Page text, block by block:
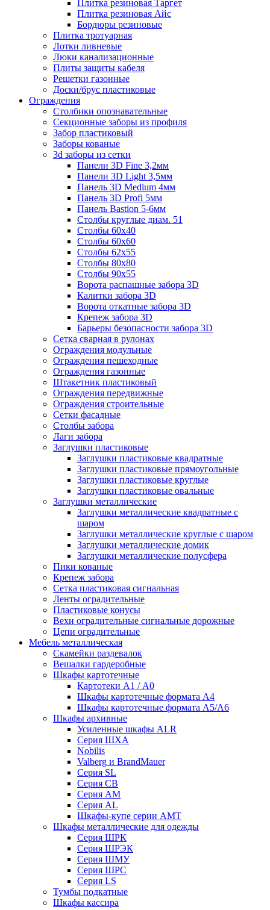
Плитка резиновая Таргет
Плитка резиновая Айс
Бордюры резиновые
Плитка тротуарная
Лотки ливневые
Люки канализационные
Плиты защиты кабеля
Решетки газонные
Доски/брус пластиковые
Ограждения
Столбики опознавательные
Секционные заборы из профиля
Забор пластиковый
Заборы кованые
3d заборы из сетки
Панели 3D Fine 3,2мм
Панели 3D Light 3,5мм
Панель 3D Medium 4мм
Панель 3D Profi 5мм
Панель Bastion 5-6мм
Столбы круглые диам. 51
Столбы 60х40
Столбы 60х60
Столбы 62х55
Столбы 80х80
Столбы 90х55
Ворота распашные забора 3D
Калитки забора 3D
Ворота откатные забора 3D
Крепеж забора 3D
Барьеры безопасности забора 3D
Сетка сварная в рулонах
Ограждения модульные
Ограждения пешеходные
Ограждения газонные
Штакетник пластиковый
Ограждения передвижные
Ограждения строительные
Сетки фасадные
Столбы забора
Лаги забора
Заглушки пластиковые
Заглушки пластиковые квадратные
Заглушки пластиковые прямоугольные
Заглушки пластиковые круглые
Заглушки пластиковые овальные
Заглушки металлические
Заглушки металлические квадратные с
шаром
Заглушки металлические круглые с шаром
Заглушки металлические домик
Заглушки металлические полусфера
Пики кованые
Крепеж забора
Сетка пластиковая сигнальная
Ленты оградительные
Пластиковые конусы
Вехи оградительные сигнальные дорожные
Цепи оградительные
Мебель металлическая
Скамейки раздевалок
Вешалки гардеробные
Шкафы картотечные
Картотеки А1 / А0
Шкафы картотечные формата А4
Шкафы картотечные формата А5/А6
Шкафы архивные
Усиленные шкафы ALR
Серия ШХА
Nobilis
Valberg и BrandMauer
Cерия SL
Серия СВ
Серия АМ
Серия AL
Шкафы-купе серии AMT
Шкафы металлические для одежды
Серия ШРК
Серия ШРЭК
Серия ШМУ
Серия ШРС
Серия LS
Тумбы подкатные
Шкафы кассира